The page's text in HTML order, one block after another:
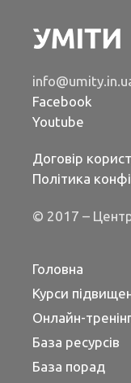
Facebook
Youtube
Договір
Політика
© 2017 – Центр
Головна
Курси
Онлайн-
База ресурсів
База порад